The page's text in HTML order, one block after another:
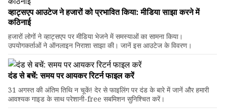
व्हाट्सएप आउटेज ने हजारों को प्रभावित किया: मीडिया साझा करने में
कठिनाई
हजारों लोगों ने व्हाट्सएप पर मीडिया भेजने में समस्याओं का सामना किया।
उपयोगकर्ताओं ने ऑनलाइन निराशा साझा की। जानें इस आउटेज के विवरण।
दंड से बचें: समय पर आयकर रिटर्न फाइल करें
31 अगस्त की अंतिम तिथि न चूकें! देर से फाइलिंग पर दंड के बारे में जानें और हमारी
आवश्यक गाइड के साथ परेशानी-free सबमिशन सुनिश्चित करें।